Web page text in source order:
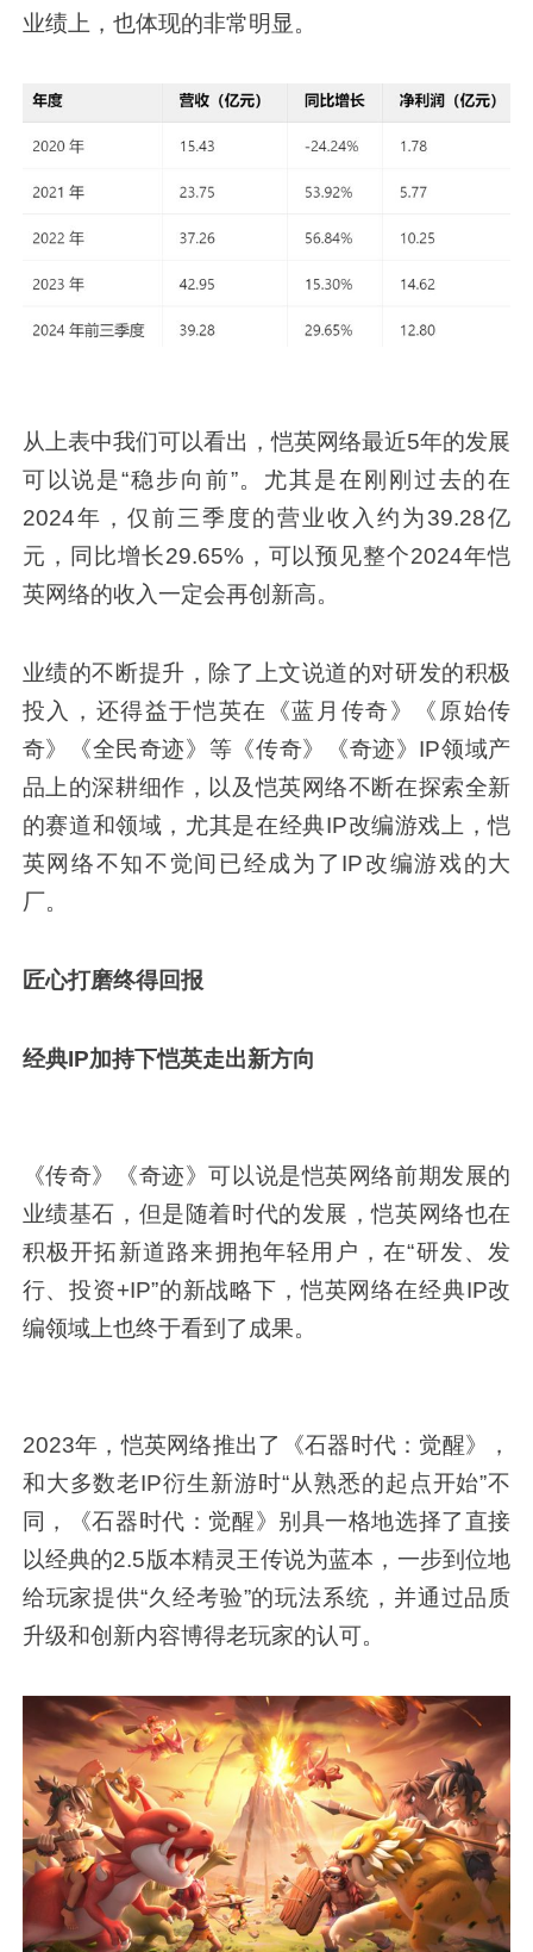
业绩上，也体现的非常明显。
从上表中我们可以看出，恺英网络最近5年的发展
可以说是“稳步向前”。尤其是在刚刚过去的在
2024年，仅前三季度的营业收入约为39.28亿
元，同比增长29.65%，可以预见整个2024年恺
英网络的收入一定会再创新高。
业绩的不断提升，除了上文说道的对研发的积极
投入，还得益于恺英在《蓝月传奇》《原始传
奇》《全民奇迹》等《传奇》《奇迹》IP领域产
品上的深耕细作，以及恺英网络不断在探索全新
的赛道和领域，尤其是在经典IP改编游戏上，恺
英网络不知不觉间已经成为了IP改编游戏的大
厂。
匠心打磨终得回报
经典IP加持下恺英走出新方向
《传奇》《奇迹》可以说是恺英网络前期发展的
业绩基石，但是随着时代的发展，恺英网络也在
积极开拓新道路来拥抱年轻用户，在“研发、发
行、投资+IP”的新战略下，恺英网络在经典IP改
编领域上也终于看到了成果。
2023年，恺英网络推出了《石器时代：觉醒》，
和大多数老IP衍生新游时“从熟悉的起点开始”不
同，《石器时代：觉醒》别具一格地选择了直接
以经典的2.5版本精灵王传说为蓝本，一步到位地
给玩家提供“久经考验”的玩法系统，并通过品质
升级和创新内容博得老玩家的认可。